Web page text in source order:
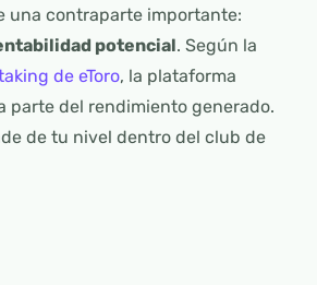
una contraparte importante:
potencial. Según la
de eToro, la plataforma
parte del rendimiento generado.
de tu nivel dentro del club de